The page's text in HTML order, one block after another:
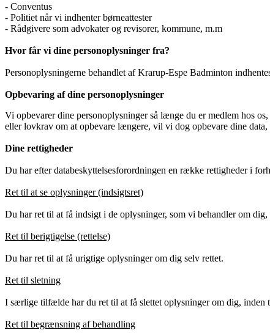
- Conventus
- Politiet når vi indhenter børneattester
- Rådgivere som advokater og revisorer, kommune, m.m
Hvor får vi dine personoplysninger fra?
Personoplysningerne behandlet af Krarup-Espe Badminton
Opbevaring af dine personoplysninger
Vi opbevarer dine personoplysninger så længe du er medlem hos
eller lovkrav om at opbevare længere, vil vi dog opbevare dine
Dine rettigheder
Du har efter databeskyttelsesforordningen en række rettigheder i
Ret til at se oplysninger (indsigtsret)
Du har ret til at få indsigt i de oplysninger, som vi behandler om
Ret til berigtigelse (rettelse)
Du har ret til at få urigtige oplysninger om dig selv rettet.
Ret til sletning
I særlige tilfælde har du ret til at få slettet oplysninger om dig,
Ret til begrænsning af behandling